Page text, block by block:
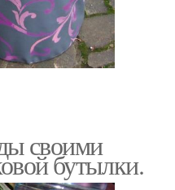
своими
бутылки.